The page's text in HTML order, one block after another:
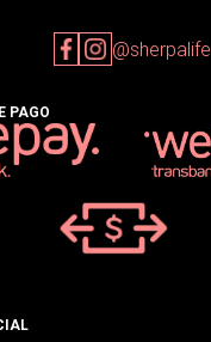
@sherpalife
PAGO